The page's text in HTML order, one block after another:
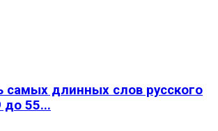
самых длинных слов русского
до 55...